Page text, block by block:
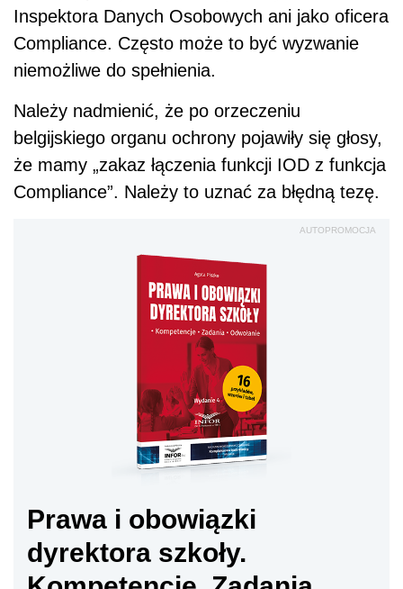
Inspektora Danych Osobowych ani jako oficera
Compliance. Często może to być wyzwanie
niemożliwe do spełnienia.
Należy nadmienić, że po orzeczeniu
belgijskiego organu ochrony pojawiły się głosy,
że mamy „zakaz łączenia funkcji IOD z funkcja
Compliance”. Należy to uznać za błędną tezę.
AUTOPROMOCJA
Prawa i obowiązki
dyrektora szkoły.